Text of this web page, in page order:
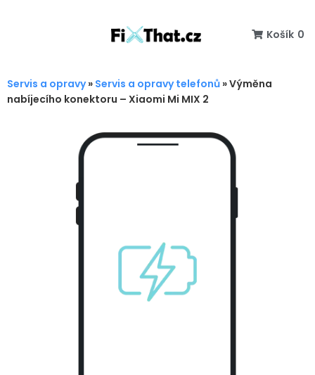
Košík 0
Servis a opravy» Servis a opravy telefonů »Výměna
nabíjecího konektoru – Xiaomi Mi MIX 2